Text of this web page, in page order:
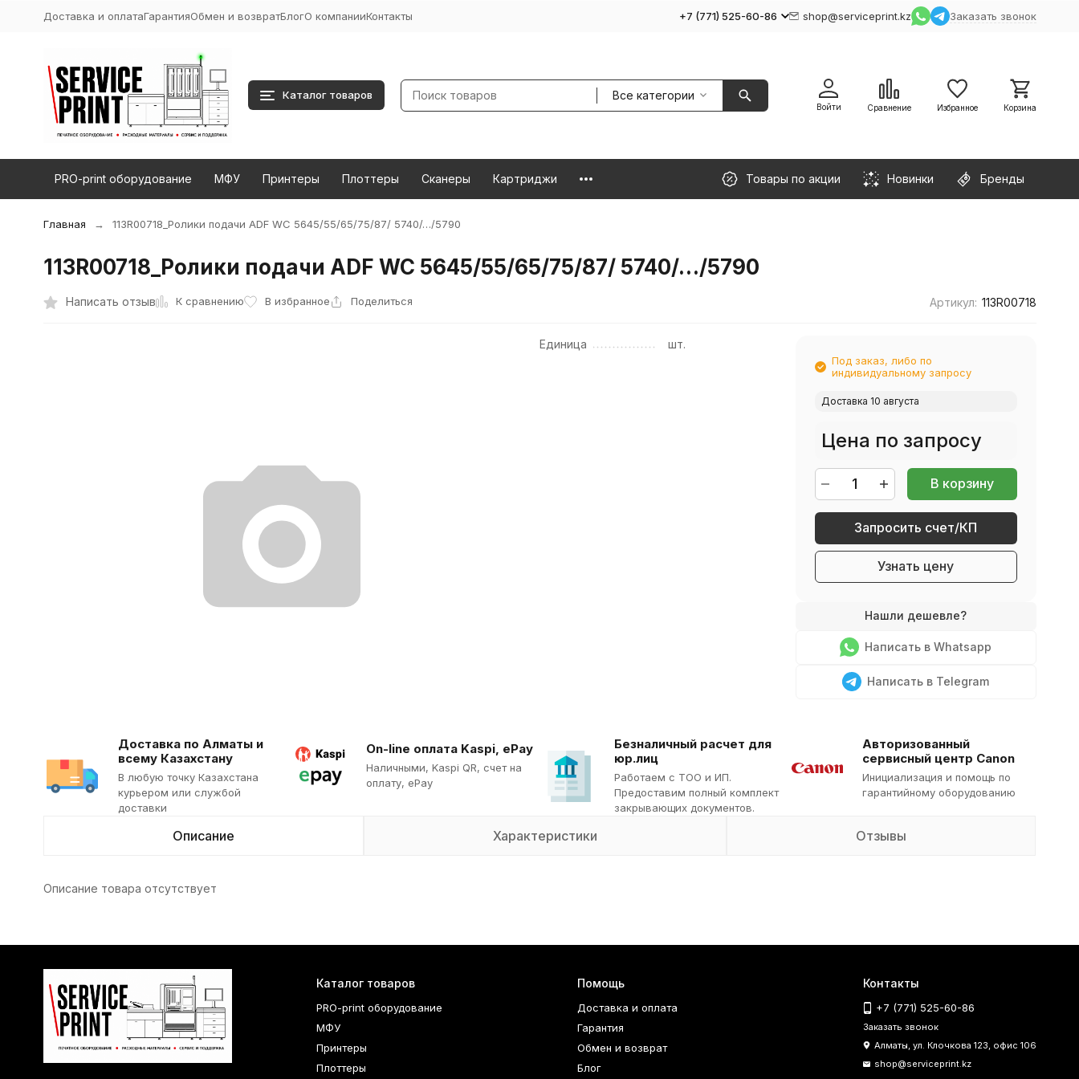
Доставка и оплатаГарантияОбмен и возвратБлогО компанииКонтакты +7 (771) 525-60-86 shop@serviceprint.kz Заказать звонок
Каталог товаров Все категории
Войти Сравнение Избранное Корзина
PRO-print оборудование МФУ Принтеры Плоттеры Сканеры Картриджи Товары по акции Новинки Бренды
Главная 113R00718_Ролики подачи ADF WC 5645/55/65/75/87/ 5740/…/5790
113R00718_Ролики подачи ADF WC 5645/55/65/75/87/ 5740/…/5790
Написать отзыв К сравнению В избранное Поделиться Артикул: 113R00718
Единица шт.
Под заказ, либо по
индивидуальному запросу
Доставка 10 августа
Цена по запросу
В корзину
Запросить счет/КП
Узнать цену
Написать в Whatsapp
Написать в Telegram
Доставка по Алматы и
всему Казахстану
В любую точку Казахстана
курьером или службой
доставки
On-line оплата Kaspi, ePay
Наличными, Kaspi QR, cчет на
оплату, ePay
Безналичный расчет для
юр.лиц
Работаем с ТОО и ИП.
Предоставим полный комплект
закрывающих документов.
Авторизованный
сервисный центр Canon
Инициализация и помощь по
гарантийному оборудованию
Описание Характеристики Отзывы
Описание товара отсутствует
Каталог товаров
PRO-print оборудование
МФУ
Принтеры
Плоттеры
Помощь
Доставка и оплата
Гарантия
Обмен и возврат
Блог
Контакты
+7 (771) 525-60-86
Заказать звонок
Алматы, ул. Клочкова 123, офис 106
shop@serviceprint.kz